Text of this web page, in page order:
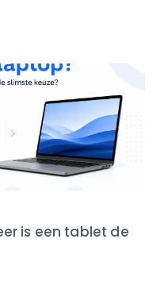
is een tablet de